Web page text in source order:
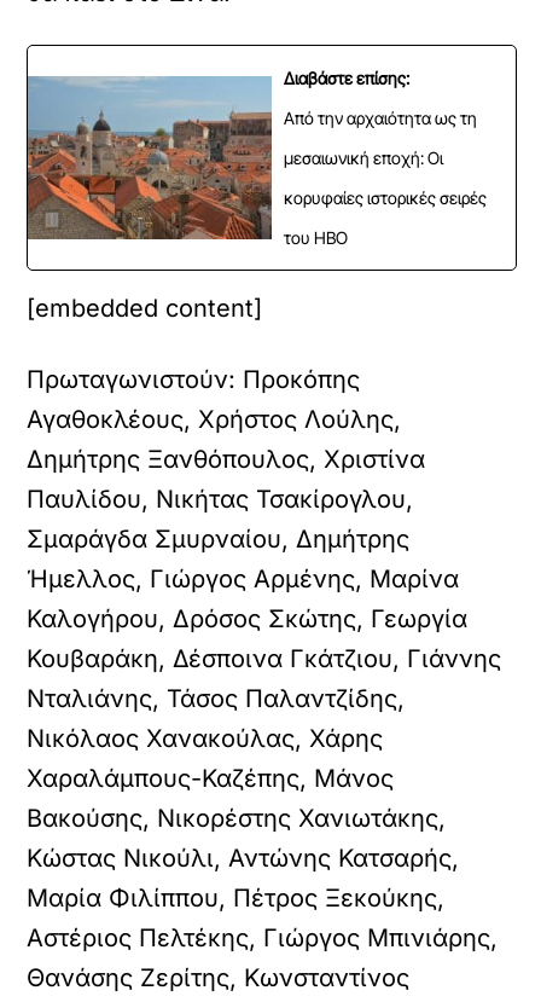
Διαβάστε επίσης:
Από την αρχαιότητα ως τη
μεσαιωνική εποχή: Οι
κορυφαίες ιστορικές σειρές
του HBO
[embedded content]
Πρωταγωνιστούν: Προκόπης
Αγαθοκλέους, Χρήστος Λούλης,
Δημήτρης Ξανθόπουλος, Χριστίνα
Παυλίδου, Νικήτας Τσακίρογλου,
Σμαράγδα Σμυρναίου, Δημήτρης
Ήμελλος, Γιώργος Αρμένης, Μαρίνα
Καλογήρου, Δρόσος Σκώτης, Γεωργία
Κουβαράκη, Δέσποινα Γκάτζιου, Γιάννης
Νταλιάνης, Τάσος Παλαντζίδης,
Νικόλαος Χανακούλας, Χάρης
Χαραλάμπους-Καζέπης, Μάνος
Βακούσης, Νικορέστης Χανιωτάκης,
Κώστας Νικούλι, Αντώνης Κατσαρής,
Μαρία Φιλίππου, Πέτρος Ξεκούκης,
Αστέριος Πελτέκης, Γιώργος Μπινιάρης,
Θανάσης Ζερίτης, Κωνσταντίνος